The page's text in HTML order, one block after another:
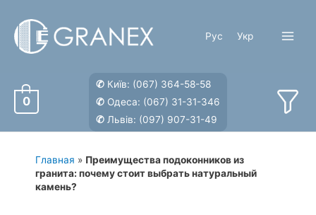
содержимому
Рус Укр
0
✆ Київ: (067) 364-58-58
✆ Одеса: (067) 31-31-346
✆ Львів: (097) 907-31-49
Главная » Преимущества подоконников из
гранита: почему стоит выбрать натуральный
камень?